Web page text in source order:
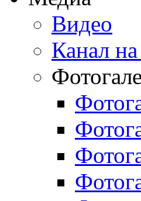
Видео
Канал